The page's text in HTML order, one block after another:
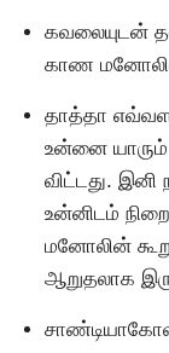
கவலையுடன்
காண
தாத்தா
உன்னை யாரும்
விட்டது.
உன்னிடம்
மனோலின்
ஆறுதலாக